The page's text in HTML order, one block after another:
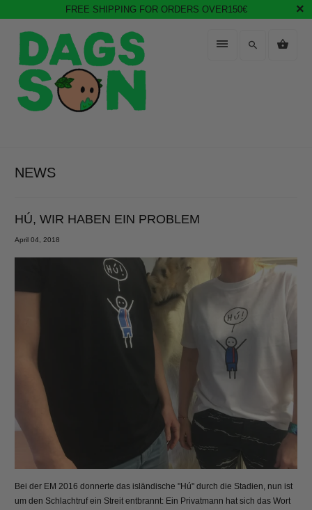
FREE SHIPPING FOR ORDERS OVER150€
NEWS
HÚ, WIR HABEN EIN PROBLEM
April 04, 2018
Bei der EM 2016 donnerte das isländische "Hú" durch die Stadien, nun ist
um den Schlachtruf ein Streit entbrannt: Ein Privatmann hat sich das Wort